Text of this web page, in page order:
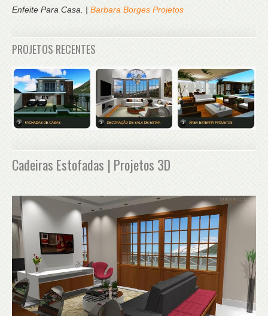
Enfeite Para Casa. | Barbara Borges Projetos
PROJETOS RECENTES
Cadeiras Estofadas | Projetos 3D